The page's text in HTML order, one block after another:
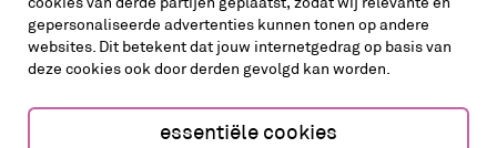
cookies aanpassen cookies/privacy
gepersonaliseerde advertenties kunnen tonen op andere
websites. Dit betekent dat jouw internetgedrag op basis van
deze cookies ook door derden gevolgd kan worden.
essentiële cookies